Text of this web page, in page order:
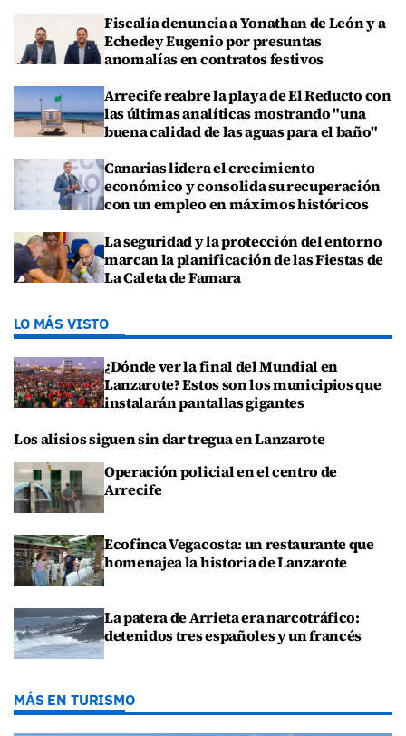
Fiscalía denuncia a Yonathan de León y a
Echedey Eugenio por presuntas
anomalías en contratos festivos
Arrecife reabre la playa de El Reducto con
las últimas analíticas mostrando "una
buena calidad de las aguas para el baño"
Canarias lidera el crecimiento
económico y consolida su recuperación
con un empleo en máximos históricos
La seguridad y la protección del entorno
marcan la planificación de las Fiestas de
La Caleta de Famara
LO MÁS VISTO
¿Dónde ver la final del Mundial en
Lanzarote? Estos son los municipios que
instalarán pantallas gigantes
Los alisios siguen sin dar tregua en Lanzarote
Operación policial en el centro de
Arrecife
Ecofinca Vegacosta: un restaurante que
homenajea la historia de Lanzarote
La patera de Arrieta era narcotráfico:
detenidos tres españoles y un francés
MÁS EN TURISMO